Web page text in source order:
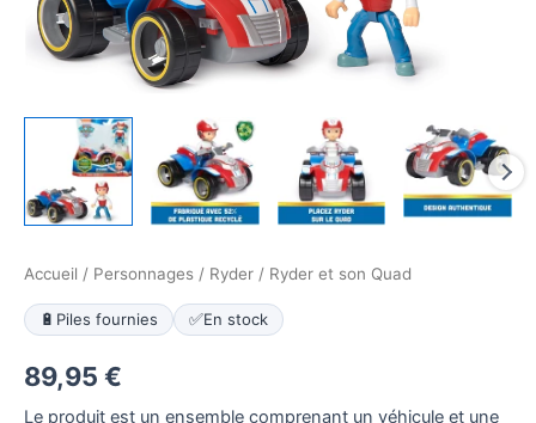
Accueil / Personnages / Ryder / Ryder et son Quad
🔋 Piles fournies ✅En stock
89,95 €
Le produit est un ensemble comprenant un véhicule et une